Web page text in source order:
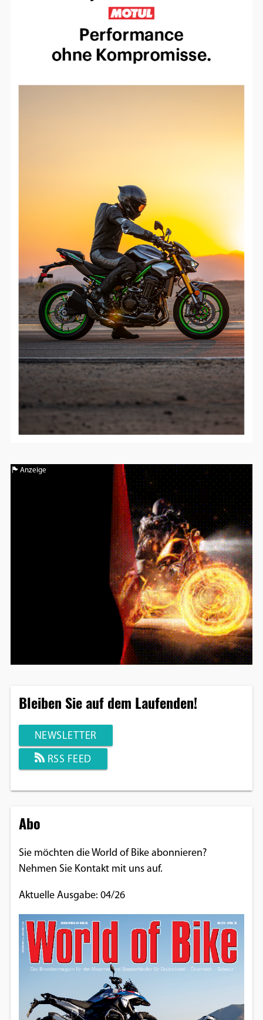
Anzeige
Bleiben Sie auf dem Laufenden!
NEWSLETTER
RSS FEED
Abo
Sie möchten die World of Bike abonnieren?
Nehmen Sie Kontakt mit uns auf.
Aktuelle Ausgabe: 04/26